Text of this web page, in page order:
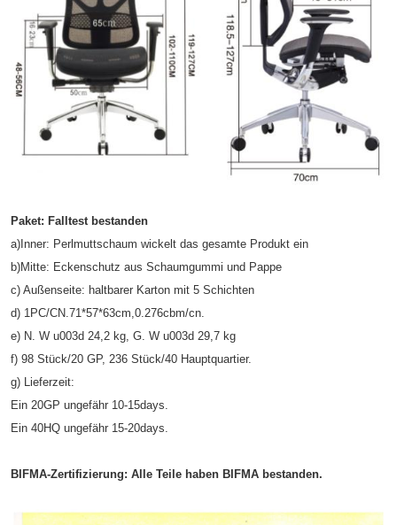
Paket: Falltest bestanden
a)Inner: Perlmuttschaum wickelt das gesamte Produkt ein
b)Mitte: Eckenschutz aus Schaumgummi und Pappe
c) Außenseite: haltbarer Karton mit 5 Schichten
d) 1PC/CN.71*57*63cm,0.276cbm/cn.
e) N. W u003d 24,2 kg, G. W u003d 29,7 kg
f) 98 Stück/20 GP, 236 Stück/40 Hauptquartier.
g) Lieferzeit:
Ein 20GP ungefähr 10-15days.
Ein 40HQ ungefähr 15-20days.
BIFMA-Zertifizierung: Alle Teile haben BIFMA bestanden.